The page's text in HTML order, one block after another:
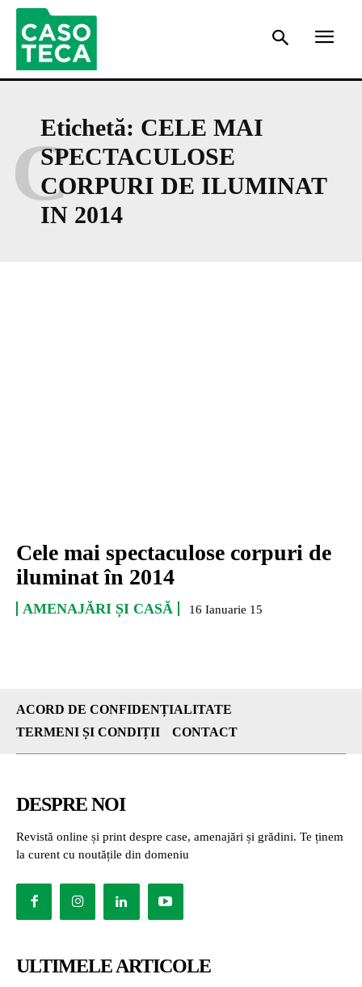
Etichetă: CELE MAI
SPECTACULOSE
CORPURI DE ILUMINAT
IN 2014
C
Cele mai spectaculose corpuri de
iluminat în 2014
AMENAJĂRI ȘI CASĂ 16 Ianuarie 15
ACORD DE CONFIDENȚIALITATE
TERMENI ȘI CONDIȚII
CONTACT
DESPRE NOI
Revistă online și print despre case, amenajări și grădini. Te ținem
la curent cu noutățile din domeniu
ULTIMELE ARTICOLE